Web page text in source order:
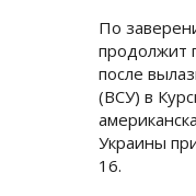
По
продолжит
после
(ВСУ) в
Украины
16.